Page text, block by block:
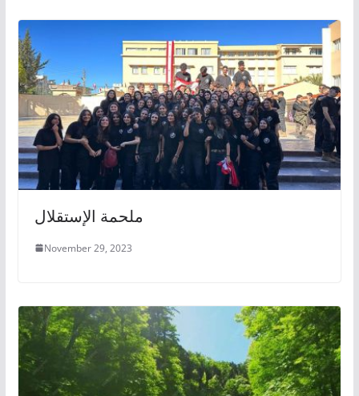
ملحمة الإستقلال
November 29, 2023